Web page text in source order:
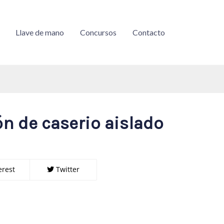
Llave de mano Concursos Contacto
de caserio aislado
Twitter